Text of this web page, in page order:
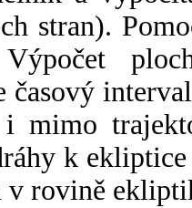
stran).
časový
mimo
k
v rovině